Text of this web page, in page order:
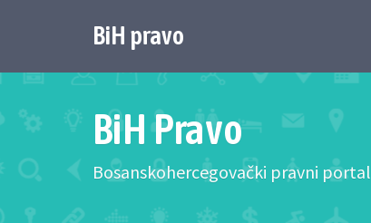
BiH pravo
BiH Pravo
Bosanskohercegovački pravni portal